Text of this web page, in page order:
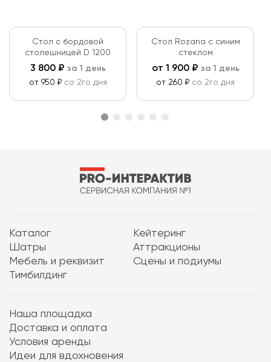
Стол с бордовой
столешницей D 1200
3 800₽ за 1 день
от 950 ₽ со 2го дня
Стол Rozana с синим
стеклом
от 1 900₽ за 1 день
от 260 ₽ со 2го дня
Каталог
Кейтеринг
Шатры
Аттракционы
Мебель и реквизит
Сцены и подиумы
Тимбилдинг
Наша площадка
Доставка и оплата
Условия аренды
Идеи для вдохновения